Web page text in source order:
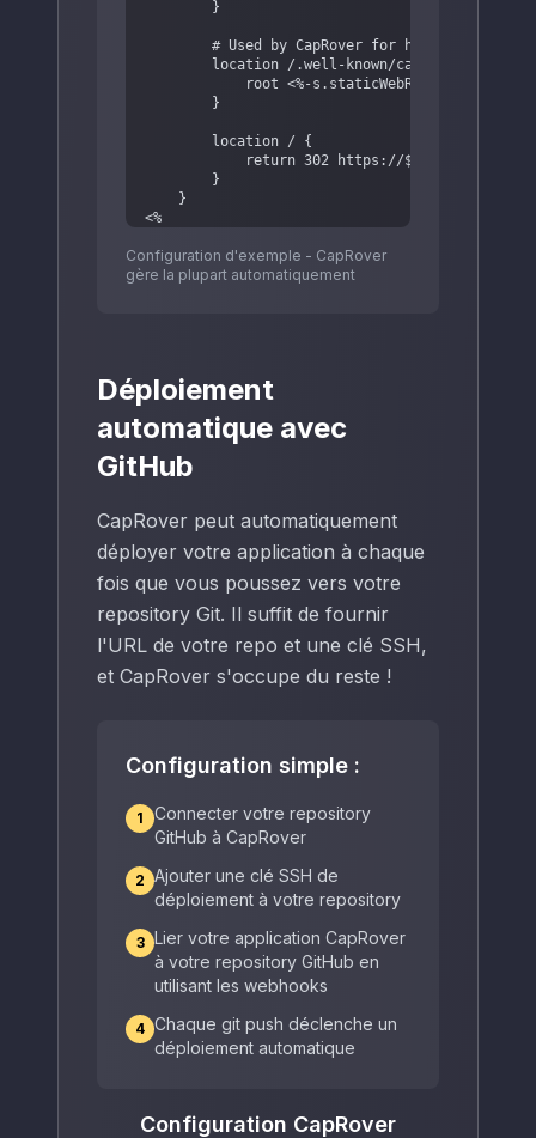
        }
        # Used by CapRover for health check
location /.well-known/captain-
            root <%-s.staticWebRoot%>;
        }
        location / {
return 302 https://
        }
    }
<%
%>
    %>
    <%
    if (s.hasSsl) {
        ssl_certificate     <%-s.crtPath%>;
        ssl_certificate_key <%-s.keyPath%>;
    <%
    }
        client_max_body_size 100M;
        proxy_buffer_size    128k;
        proxy_buffers        4 256k;
        server_name  <%-s.publicDomain%>;
# https://docs.docker.com/engine/
# https://github.com/moby/moby/issues/
        resolver 127.0.0.11 valid=10s;
# IMPORTANT!! If you are here from an
# Simply change the Container HTTP
set $upstream http://<%-
        location / {
    <%
    %>
auth_basic           "Restricted
auth_basic_user_file <%-
    %>
Configuration d'exemple - CapRover
gère la plupart automatiquement
Déploiement
automatique avec
GitHub
CapRover peut automatiquement
déployer votre application à chaque
fois que vous poussez vers votre
repository Git. Il suffit de fournir
l'URL de votre repo et une clé SSH,
et CapRover s'occupe du reste !
Configuration simple :
1
Connecter votre repository
GitHub à CapRover
2 Ajouter une clé SSH de
déploiement à votre repository
3 Lier votre application CapRover
à votre repository GitHub en
utilisant les webhooks
4 Chaque git push déclenche un
déploiement automatique
Configuration CapRover